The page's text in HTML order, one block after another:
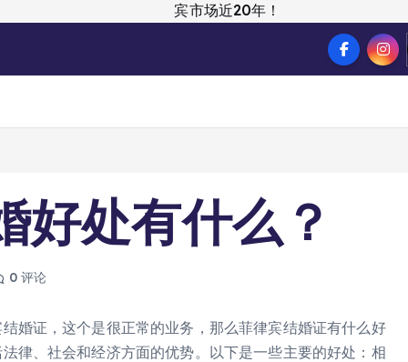
宾市场近20年！
好处有什么？
0 评论
婚证，这个是很正常的业务，那么菲律宾结婚证有什么好
律、社会和经济方面的优势。以下是一些主要的好处：相